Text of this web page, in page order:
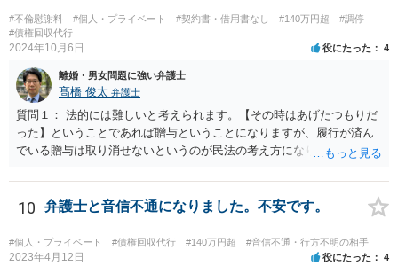
#不倫慰謝料 #個人・プライベート #契約書・借用書なし #140万円超
#調停
#債権回収代行
2024年10月6日 役にたった 4
離婚・男女問題に強い弁護士
髙橋 俊太 弁護士
質問１： 法的には難しいと考えられます。【その時はあげたつもりだ
った】ということであれば贈与ということになりますが、履行が済ん
でいる贈与は取り消せないというのが民法の考え方になります。（な
あった場合に意味が生じる議論だと思われます。） 質問２： 調停申立
てをすること自体は可能ですが、相手方が調停に出席して話し合いに
よる解決に応じない限り、実効性はほとんどないと思われます。 質問
３： 仮に裁判になったとしても、口論中の発言で合意成立が認定され
ることは考え難いと思われます。
10 弁護士と音信不通になりました。不安です。
#個人・プライベート #債権回収代行 #140万円超 #音信不通・行方不明の相手
2023年4月12日 役にたった 4